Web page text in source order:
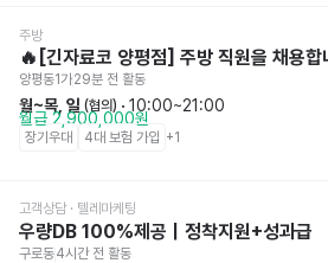
주방
🔥[긴자료코 양평점] 주방 직원을 채용합
양평동1가29분 전 활동
월~목, 일 (협의) · 10:00~21:00
월급 2,900,000원
장기우대 4대 보험 가입 +1
고객상담 · 텔레마케팅
우량DB 100%제공｜정착지원+성과급
구로동4시간 전 활동